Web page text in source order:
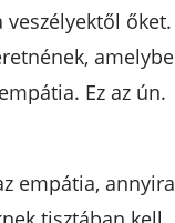
őket.
Ez az ún.
empátia, annyira